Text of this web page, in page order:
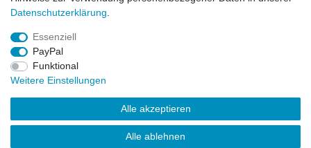
Daten­schutz­erklärung
Daten­schutz­erklärung
Essenziell
PayPal
Funktional
Weitere Einstellungen
Alle akzeptieren
Alle ablehnen